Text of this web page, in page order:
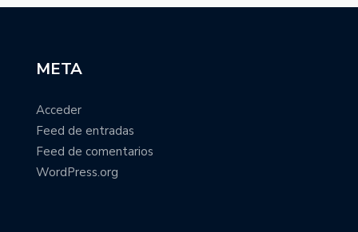
META
Acceder
Feed de entradas
Feed de comentarios
WordPress.org